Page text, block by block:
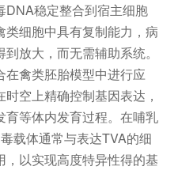
DNA稳定整合到宿主细胞
细胞中具有复制能力，病
放大，而无需辅助系统。
禽类胚胎模型中进行应
空上精确控制基因表达，
等体内发育过程。在哺乳
载体通常与表达TVA的细
以实现高度特异性得的基